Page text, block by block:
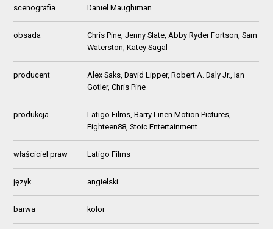
scenografia Daniel Maughiman
obsada
Chris Pine, Jenny Slate, Abby Ryder Fortson, Sam
Waterston, Katey Sagal
producent
Alex Saks, David Lipper, Robert A. Daly Jr., Ian
Gotler, Chris Pine
produkcja
Latigo Films, Barry Linen Motion Pictures,
Eighteen88, Stoic Entertainment
właściciel praw Latigo Films
język angielski
barwa kolor